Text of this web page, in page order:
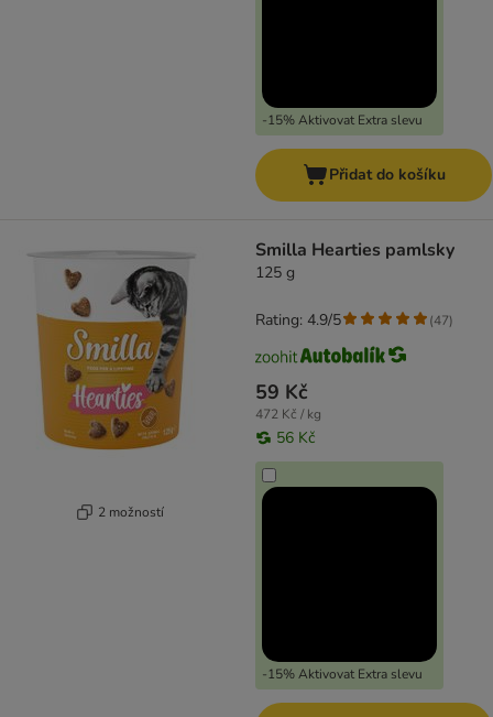
-15% Aktivovat Extra slevu
Přidat do košíku
2 možností
Smilla Hearties pamlsky
125 g
59 Kč
472 Kč / kg
56 Kč
-15% Aktivovat Extra slevu
Rating: 4.9/5 (47)